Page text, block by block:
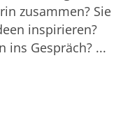
zusammen? Sie
inspirieren?
ins Gespräch? ...